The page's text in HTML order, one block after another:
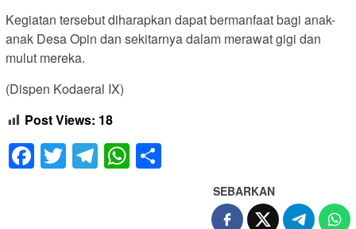
Kegiatan tersebut diharapkan dapat bermanfaat bagi anak-
anak Desa Opin dan sekitarnya dalam merawat gigi dan
mulut mereka.
(Dispen Kodaeral IX)
Post Views: 18
Facebook
Twitter
Telegram
WhatsApp
SEBARKAN